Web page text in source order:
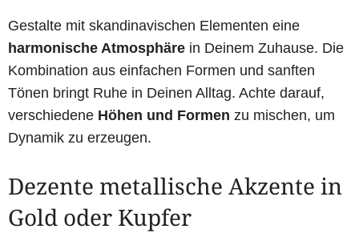
Gestalte mit skandinavischen Elementen eine
harmonische Atmosphäre in Deinem Zuhause. Die
Kombination aus einfachen Formen und sanften
Tönen bringt Ruhe in Deinen Alltag. Achte darauf,
verschiedene Höhen und Formen zu mischen, um
Dynamik zu erzeugen.
Dezente metallische Akzente in
Gold oder Kupfer